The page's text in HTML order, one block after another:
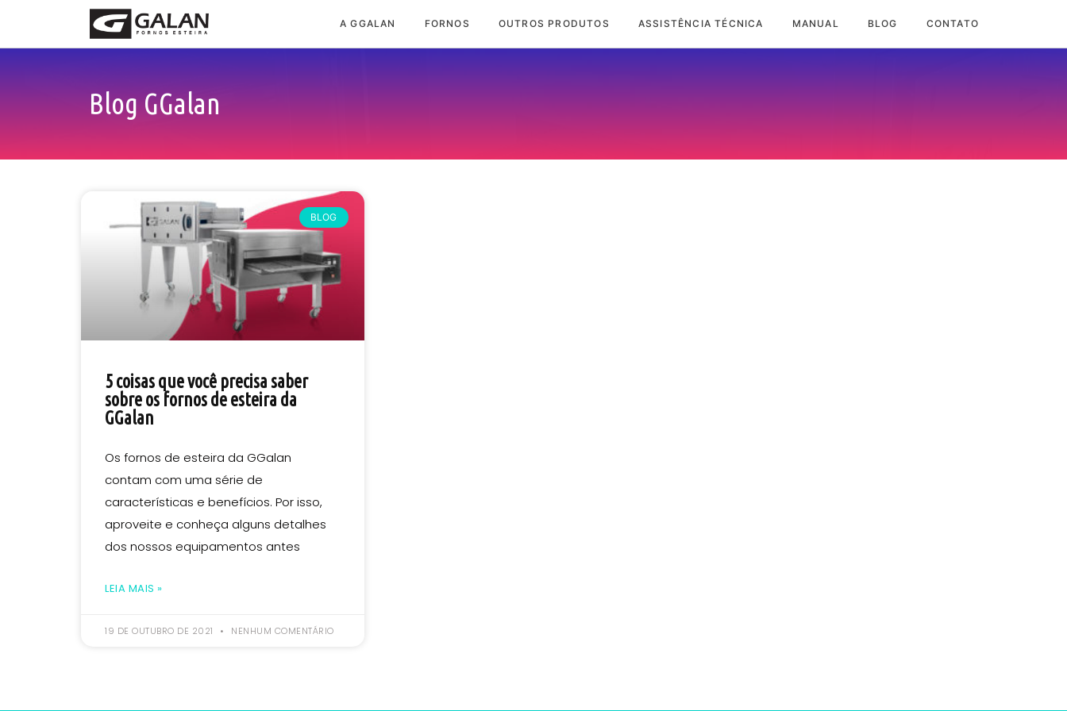
A GGALAN FORNOS OUTROS PRODUTOS ASSISTÊNCIA TÉCNICA MANUAL BLOG CONTATO
Blog GGalan
BLOG
5 coisas que você precisa saber
sobre os fornos de esteira da
GGalan
Os fornos de esteira da GGalan
contam com uma série de
características e benefícios. Por isso,
aproveite e conheça alguns detalhes
dos nossos equipamentos antes
LEIA MAIS »
19 DE OUTUBRO DE 2021 NENHUM COMENTÁRIO